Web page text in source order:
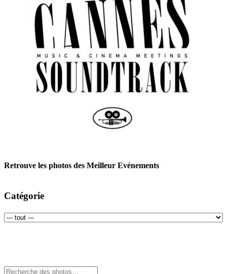
Retrouve les photos des Meilleur Evénements
Catégorie
Rechercher: